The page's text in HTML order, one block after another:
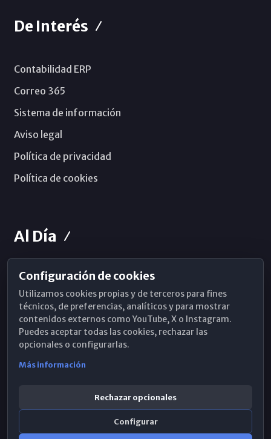
De Interés
Contabilidad ERP
Correo 365
Sistema de información
Aviso legal
Política de privacidad
Política de cookies
Al Día
Horarios de Misa
Hemeroteca
WhatsApp
Configuración de cookies
Utilizamos cookies propias y de terceros para fines
técnicos, de preferencias, analíticos y para mostrar
contenidos externos como YouTube, X o Instagram.
Puedes aceptar todas las cookies, rechazar las
opcionales o configurarlas.
Más información
Rechazar opcionales
Configurar